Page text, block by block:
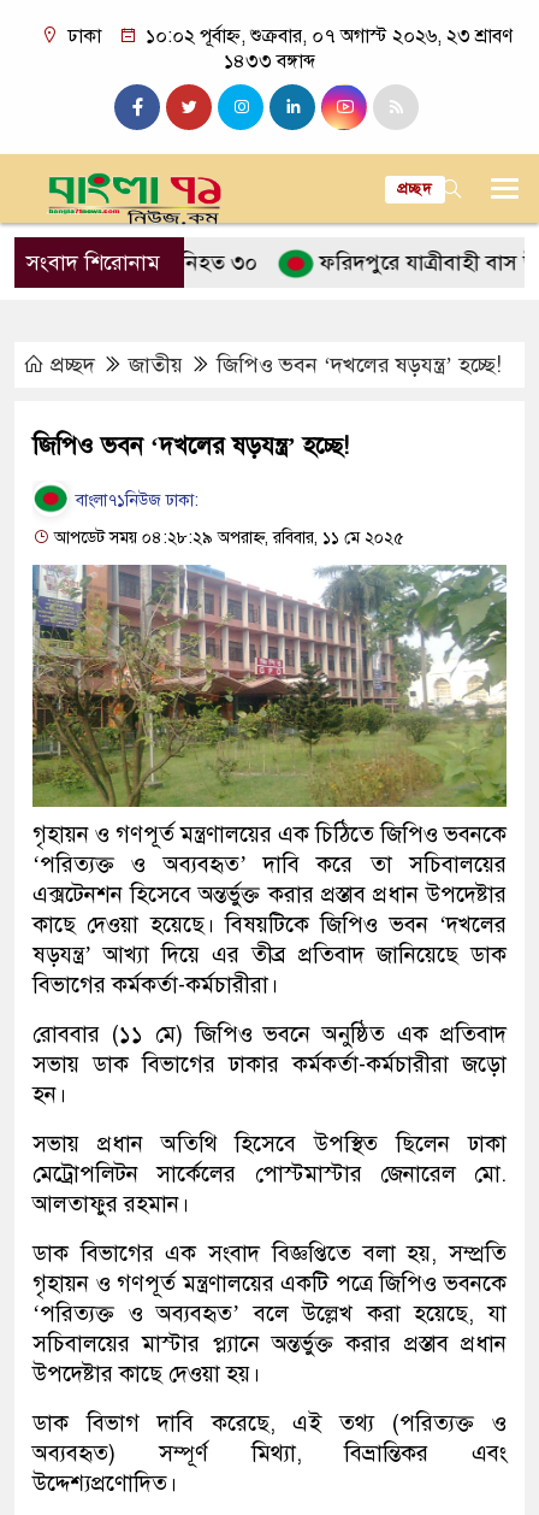
ঢাকা
১০:০২ পূর্বাহ্ন, শুক্রবার, ০৭ অগাস্ট ২০২৬, ২৩ শ্রাবণ
১৪৩৩ বঙ্গাব্দ
প্রচ্ছদ
সংবাদ শিরোনাম
হামলায় নিহত ৩০ ফরিদপুরে যাত্রীবাহী বাস উল্টে খাদে
প্রচ্ছদ জাতীয় জিপিও ভবন ‘দখলের ষড়যন্ত্র’ হচ্ছে!
জিপিও ভবন ‘দখলের ষড়যন্ত্র’ হচ্ছে!
বাংলা৭১নিউজ ঢাকা:
আপডেট সময় ০৪:২৮:২৯ অপরাহ্ন, রবিবার, ১১ মে ২০২৫
গৃহায়ন ও গণপূর্ত মন্ত্রণালয়ের এক চিঠিতে জিপিও ভবনকে
‘পরিত্যক্ত ও অব্যবহৃত’ দাবি করে তা সচিবালয়ের
এক্সটেনশন হিসেবে অন্তর্ভুক্ত করার প্রস্তাব প্রধান উপদেষ্টার
কাছে দেওয়া হয়েছে। বিষয়টিকে জিপিও ভবন ‘দখলের
ষড়যন্ত্র’ আখ্যা দিয়ে এর তীব্র প্রতিবাদ জানিয়েছে ডাক
বিভাগের কর্মকর্তা-কর্মচারীরা।
রোববার (১১ মে) জিপিও ভবনে অনুষ্ঠিত এক প্রতিবাদ
সভায় ডাক বিভাগের ঢাকার কর্মকর্তা-কর্মচারীরা জড়ো
হন।
সভায় প্রধান অতিথি হিসেবে উপস্থিত ছিলেন ঢাকা
মেট্রোপলিটন সার্কেলের পোস্টমাস্টার জেনারেল মো.
আলতাফুর রহমান।
ডাক বিভাগের এক সংবাদ বিজ্ঞপ্তিতে বলা হয়, সম্প্রতি
গৃহায়ন ও গণপূর্ত মন্ত্রণালয়ের একটি পত্রে জিপিও ভবনকে
‘পরিত্যক্ত ও অব্যবহৃত’ বলে উল্লেখ করা হয়েছে, যা
সচিবালয়ের মাস্টার প্ল্যানে অন্তর্ভুক্ত করার প্রস্তাব প্রধান
উপদেষ্টার কাছে দেওয়া হয়।
ডাক বিভাগ দাবি করেছে, এই তথ্য (পরিত্যক্ত ও
অব্যবহৃত) সম্পূর্ণ মিথ্যা, বিভ্রান্তিকর এবং
উদ্দেশ্যপ্রণোদিত।